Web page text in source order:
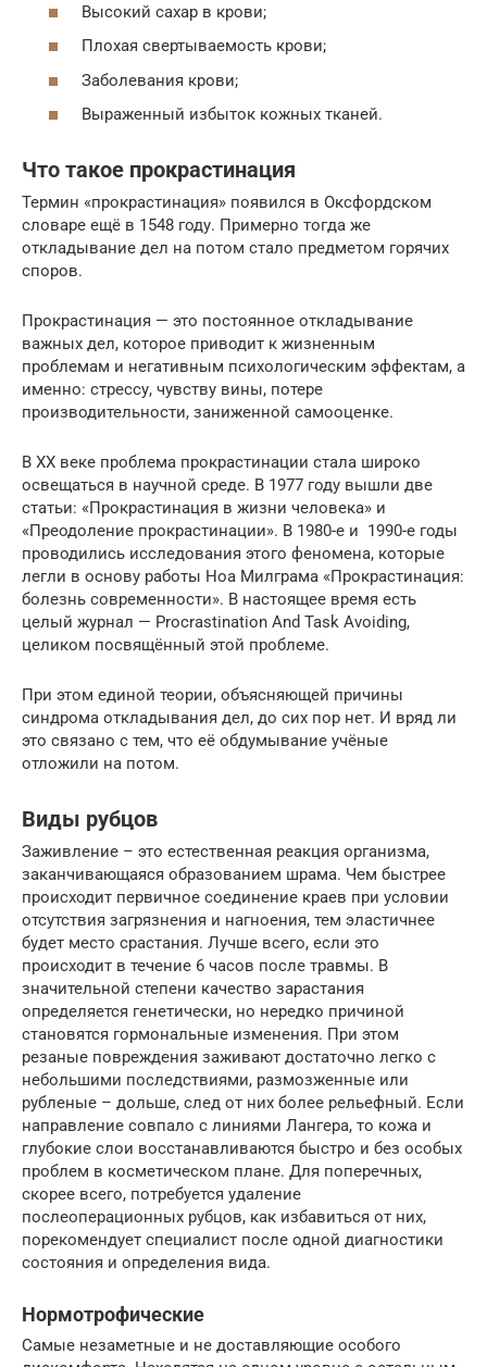
Высокий сахар в крови;
Плохая свертываемость крови;
Заболевания крови;
Выраженный избыток кожных тканей.
Что такое прокрастинация
Термин «прокрастинация» появился в Оксфордском
словаре ещё в 1548 году. Примерно тогда же
откладывание дел на потом стало предметом горячих
споров.
Прокрастинация — это постоянное откладывание
важных дел, которое приводит к жизненным
проблемам и негативным психологическим эффектам, а
именно: стрессу, чувству вины, потере
производительности, заниженной самооценке.
В XX веке проблема прокрастинации стала широко
освещаться в научной среде. В 1977 году вышли две
статьи: «Прокрастинация в жизни человека» и
«Преодоление прокрастинации». В 1980-е и 1990-е годы
проводились исследования этого феномена, которые
легли в основу работы Ноа Милграма «Прокрастинация:
болезнь современности». В настоящее время есть
целый журнал — Procrastination And Task Avoiding,
целиком посвящённый этой проблеме.
При этом единой теории, объясняющей причины
синдрома откладывания дел, до сих пор нет. И вряд ли
это связано с тем, что её обдумывание учёные
отложили на потом.
Виды рубцов
Заживление – это естественная реакция организма,
заканчивающаяся образованием шрама. Чем быстрее
происходит первичное соединение краев при условии
отсутствия загрязнения и нагноения, тем эластичнее
будет место срастания. Лучше всего, если это
происходит в течение 6 часов после травмы. В
значительной степени качество зарастания
определяется генетически, но нередко причиной
становятся гормональные изменения. При этом
резаные повреждения заживают достаточно легко с
небольшими последствиями, размозженные или
рубленые – дольше, след от них более рельефный. Если
направление совпало с линиями Лангера, то кожа и
глубокие слои восстанавливаются быстро и без особых
проблем в косметическом плане. Для поперечных,
скорее всего, потребуется удаление
послеоперационных рубцов, как избавиться от них,
порекомендует специалист после одной диагностики
состояния и определения вида.
Нормотрофические
Самые незаметные и не доставляющие особого